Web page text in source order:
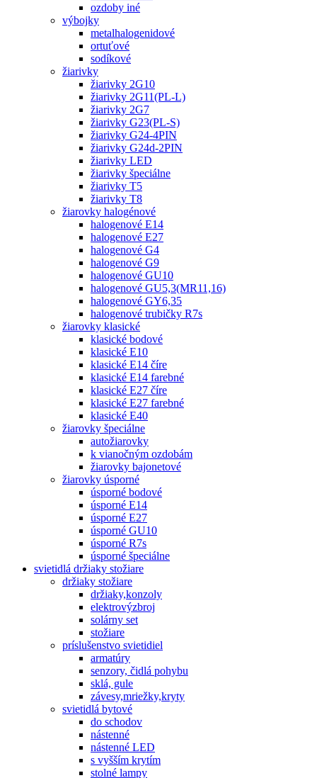
ozdoby iné
výbojky
metalhalogenidové
ortuťové
sodíkové
žiarivky
žiarivky 2G10
žiarivky 2G11(PL-L)
žiarivky 2G7
žiarivky G23(PL-S)
žiarivky G24-4PIN
žiarivky G24d-2PIN
žiarivky LED
žiarivky špeciálne
žiarivky T5
žiarivky T8
žiarovky halogénové
halogenové E14
halogenové E27
halogenové G4
halogenové G9
halogenové GU10
halogenové GU5,3(MR11,16)
halogenové GY6,35
halogenové trubičky R7s
žiarovky klasické
klasické bodové
klasické E10
klasické E14 číre
klasické E14 farebné
klasické E27 číre
klasické E27 farebné
klasické E40
žiarovky špeciálne
autožiarovky
k vianočným ozdobám
žiarovky bajonetové
žiarovky úsporné
úsporné bodové
úsporné E14
úsporné E27
úsporné GU10
úsporné R7s
úsporné špeciálne
svietidlá držiaky stožiare
držiaky stožiare
držiaky,konzoly
elektrovýzbroj
solárny set
stožiare
príslušenstvo svietidiel
armatúry
senzory, čidlá pohybu
sklá, gule
závesy,mriežky,kryty
svietidlá bytové
do schodov
nástenné
nástenné LED
s vyšším krytím
stolné lampy